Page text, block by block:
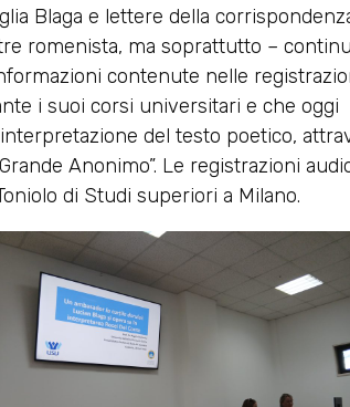
Blaga e lettere della
romenista, ma soprattutto –
contenute nelle
i suoi corsi universitari e che oggi
del testo poetico,
Anonimo”. Le registrazioni
di Studi superiori a Milano.